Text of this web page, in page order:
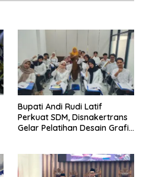
Bupati Andi Rudi Latif
Perkuat SDM, Disnakertrans
Gelar Pelatihan Desain Grafis